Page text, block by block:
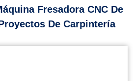
Fresadora CNC De
De Carpintería